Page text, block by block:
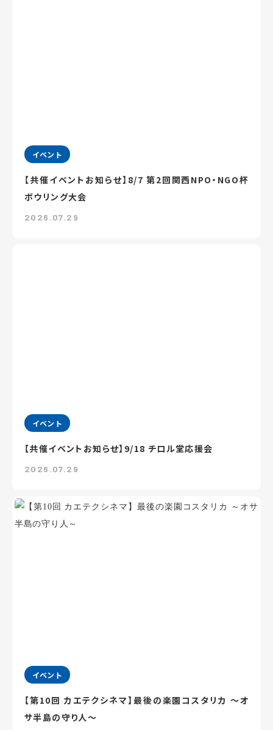
イベント
【共催イベントお知らせ】8/7 第2回関西NPO・NGO杯
ボウリング大会
2026.07.29
イベント
【共催イベントお知らせ】9/18 チロル堂応援会
2026.07.29
イベント
【第10回 カエテクシネマ】最後の楽園コスタリカ ～オ
サ半島の守り人～